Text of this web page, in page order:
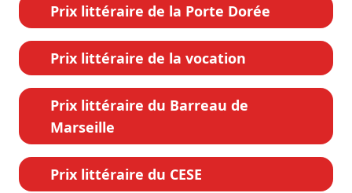
Prix littéraire de la Porte Dorée
Prix littéraire de la vocation
Prix littéraire du Barreau de
Marseille
Prix littéraire du CESE